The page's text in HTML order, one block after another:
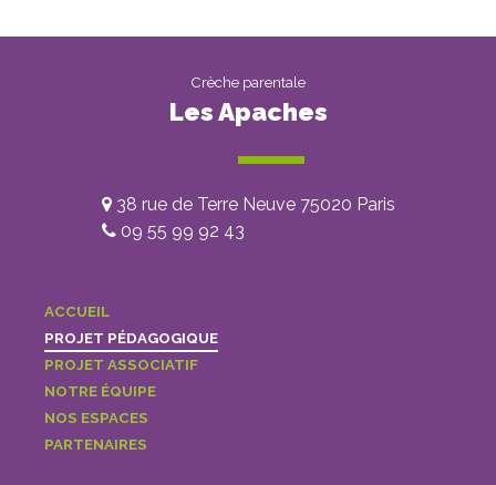
Crèche parentale
Les Apaches
38 rue de Terre Neuve 75020 Paris
09 55 99 92 43
ACCUEIL
PROJET PÉDAGOGIQUE
PROJET ASSOCIATIF
NOTRE ÉQUIPE
NOS ESPACES
PARTENAIRES